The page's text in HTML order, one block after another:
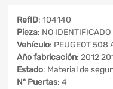
RefID: 104140
Pieza: NO IDENTIFICADO
Vehículo: PEUGEOT
Año fabricación: 2012
Estado: Material de
Nº Puertas: 4